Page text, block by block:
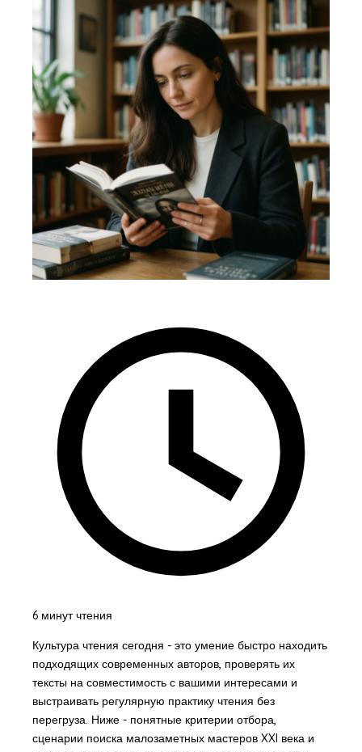
6 минут чтения
Культура чтения сегодня - это умение быстро находить
подходящих современных авторов, проверять их
тексты на совместимость с вашими интересами и
выстраивать регулярную практику чтения без
перегруза. Ниже - понятные критерии отбора,
сценарии поиска малозаметных мастеров XXI века и